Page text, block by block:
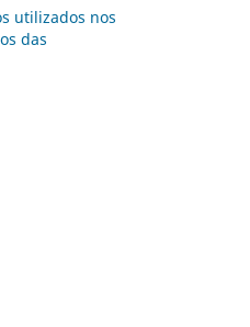
utilizados nos
das